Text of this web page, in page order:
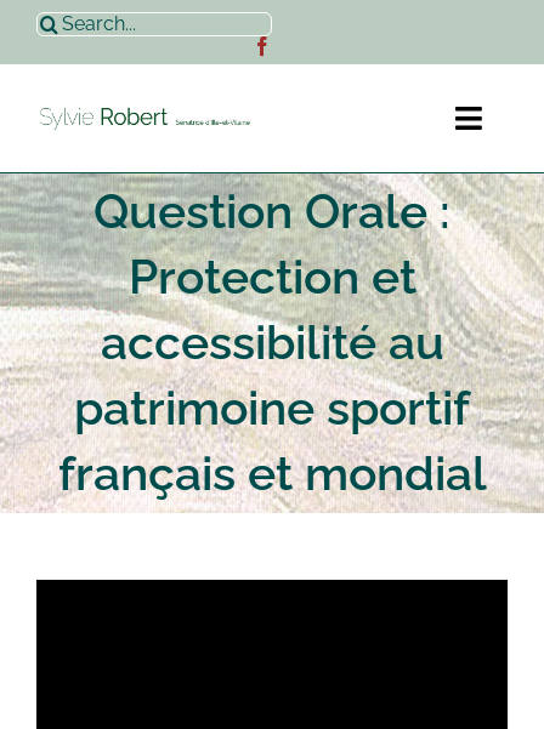
Passer
contenu
Rechercher:
Accueil
Sylvie Robert
Actualités
Contact
Question Orale :
Protection et
accessibilité au
patrimoine sportif
français et mondial